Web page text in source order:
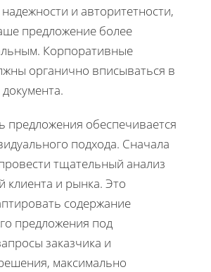
и авторитетности,
предложение более
Корпоративные
органично вписываться в
предложения обеспечивается
подхода. Сначала
тщательный анализ
клиента и рынка. Это
содержание
предложения под
заказчика и
максимально